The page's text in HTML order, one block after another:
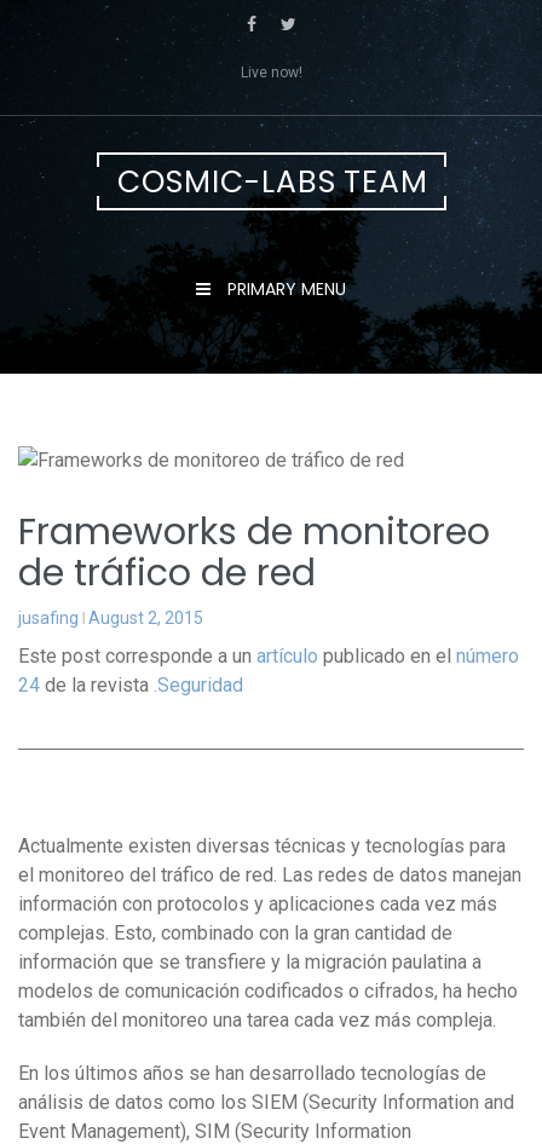
Skip
to
content
Live now!
COSMIC-LABS TEAM
PRIMARY MENU
Frameworks de monitoreo
de tráfico de red
jusafing August 2, 2015
Este post corresponde a un artículo publicado en el número
24 de la revista .Seguridad
Actualmente existen diversas técnicas y tecnologías para
el monitoreo del tráfico de red. Las redes de datos manejan
información con protocolos y aplicaciones cada vez más
complejas. Esto, combinado con la gran cantidad de
información que se transfiere y la migración paulatina a
modelos de comunicación codificados o cifrados, ha hecho
también del monitoreo una tarea cada vez más compleja.
En los últimos años se han desarrollado tecnologías de
análisis de datos como los SIEM (Security Information and
Event Management), SIM (Security Information